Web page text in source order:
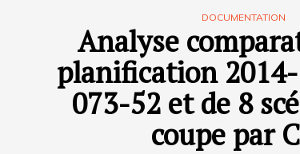
DOCUMENTATION
Analyse
planification 2014-
073-52 et de 8
coupe par